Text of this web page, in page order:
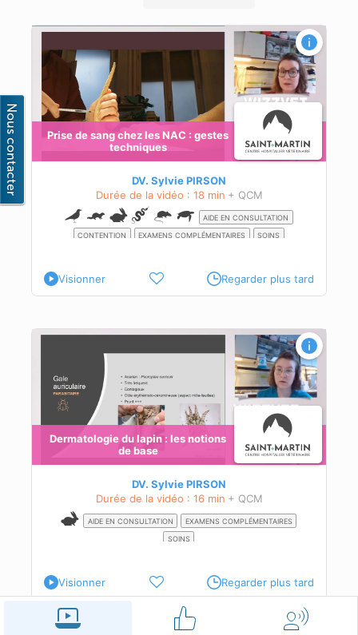
Prise de sang chez les NAC : gestes
techniques
DV. Sylvie PIRSON
Durée de la vidéo : 18 min + QCM
AIDE EN CONSULTATION
CONTENTION
EXAMENS COMPLÉMENTAIRES SOINS
Visionner Regarder plus tard
Dermatologie du lapin : les notions
de base
DV. Sylvie PIRSON
Durée de la vidéo : 16 min + QCM
AIDE EN CONSULTATION
EXAMENS COMPLÉMENTAIRES
SOINS
Visionner Regarder plus tard